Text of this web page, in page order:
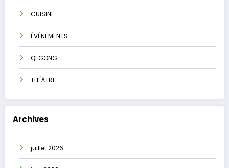
CUISINE
ÉVÉNEMENTS
QI GONG
THÉÂTRE
Archives
juillet 2026